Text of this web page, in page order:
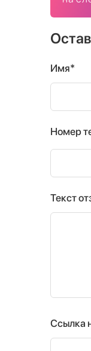
Имя*
Номер
Текст
Ссылка